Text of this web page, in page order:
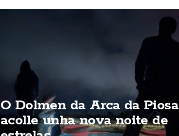
O Dolmen da Arca da Piosa
acolle unha nova noite de